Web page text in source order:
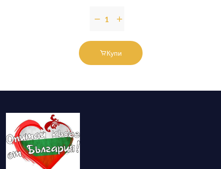
Купи